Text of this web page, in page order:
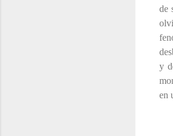
de
y
en